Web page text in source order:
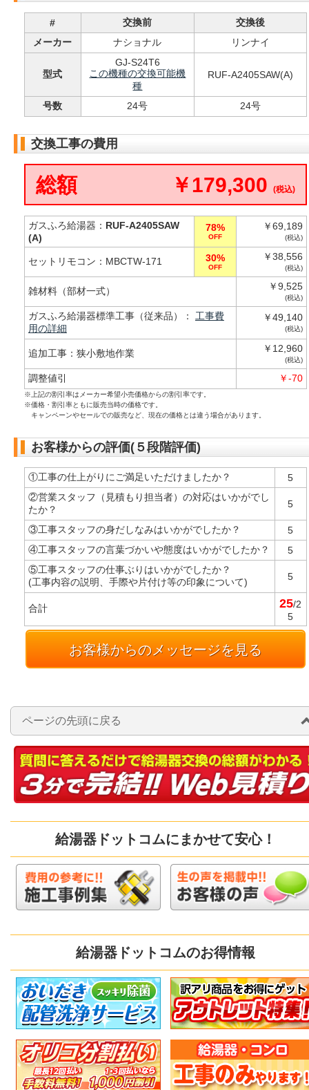
# 交換前
交換後
メーカー
ナショナル リンナイ
型式
GJ-S24T6
この機種の交換可能機
種
RUF-A2405SAW(A)
号数 24号 24号
交換工事の費用
総額 ￥179,300 (税込)
ガスふろ給湯器： RUF-A2405SAW
(A)
78%
OFF
￥69,189
(税込)
セットリモコン：MBCTW-171 30%
OFF
￥38,556
(税込)
雑材料（部材一式） ￥9,525
(税込)
ガスふろ給湯器標準工事（従来品）： 工事費
用の詳細
￥49,140
(税込)
追加工事：狭小敷地作業 ￥12,960
(税込)
調整値引 ￥-70
※上記の割引率はメーカー希望小売価格からの割引率です。
※価格・割引率ともに販売当時の価格です。
キャンペーンやセールでの販売など、現在の価格とは違う場合があります。
お客様からの評価(５段階評価)
①工事の仕上がりにご満足いただけましたか？
5
②営業スタッフ（見積もり担当者）の対応はいかがでし
たか？
5
③工事スタッフの身だしなみはいかがでしたか？
5
④工事スタッフの言葉づかいや態度はいかがでしたか？
5
⑤工事スタッフの仕事ぶりはいかがでしたか？
(工事内容の説明、手際や片付け等の印象について)
5
合計 25/2
5
お客様からのメッセージを見る
ページの先頭に戻る
給湯器ドットコムにまかせて安心！
給湯器ドットコムのお得情報